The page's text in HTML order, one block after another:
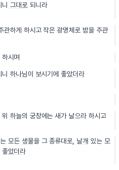
그대로 되니라
관하게 하시고 작은 광명체로 밤을 주관
시며
하나님이 보시기에 좋았더라
하늘의 궁창에는 새가 날으라 하시고
모든 생물을 그 종류대로, 날개 있는 모
좋았더라